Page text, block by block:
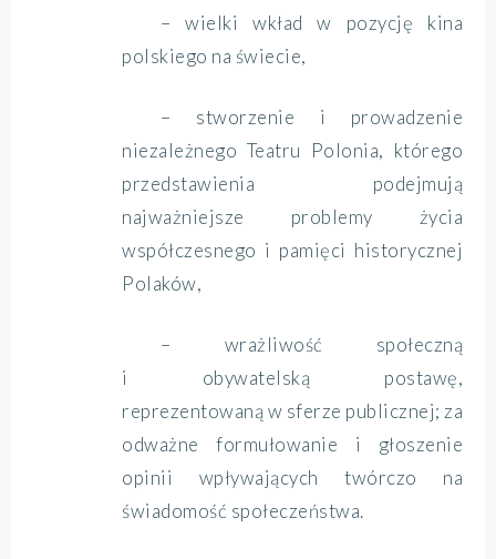
– wielki wkład w pozycję kina
polskiego na świecie,
– stworzenie i prowadzenie
niezależnego Teatru Polonia, którego
przedstawienia podejmują
najważniejsze problemy życia
współczesnego i pamięci historycznej
Polaków,
– wrażliwość społeczną
i obywatelską postawę,
reprezentowaną w sferze publicznej; za
odważne formułowanie i głoszenie
opinii wpływających twórczo na
świadomość społeczeństwa.